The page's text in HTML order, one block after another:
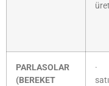
PARLASOLAR
(BEREKET
·